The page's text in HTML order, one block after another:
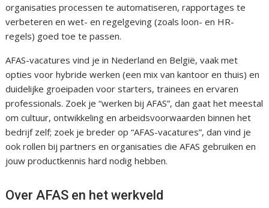
organisaties processen te automatiseren, rapportages te
verbeteren en wet- en regelgeving (zoals loon- en HR-
regels) goed toe te passen.
AFAS-vacatures vind je in Nederland en België, vaak met
opties voor hybride werken (een mix van kantoor en thuis) en
duidelijke groeipaden voor starters, trainees en ervaren
professionals. Zoek je “werken bij AFAS”, dan gaat het meestal
om cultuur, ontwikkeling en arbeidsvoorwaarden binnen het
bedrijf zelf; zoek je breder op “AFAS-vacatures”, dan vind je
ook rollen bij partners en organisaties die AFAS gebruiken en
jouw productkennis hard nodig hebben.
Over AFAS en het werkveld